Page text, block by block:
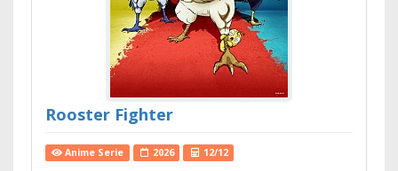
Rooster Fighter
Anime Serie 2026 12/12